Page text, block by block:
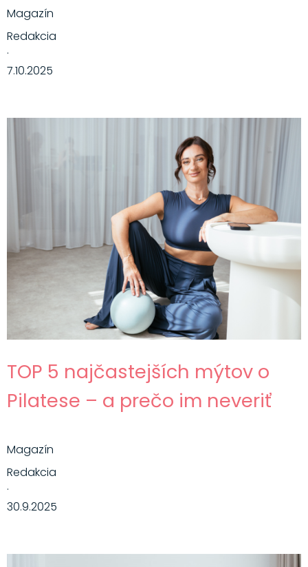
Magazín
Redakcia
·
7.10.2025
TOP 5 najčastejších mýtov o
Pilatese – a prečo im neveriť
Magazín
Redakcia
·
30.9.2025